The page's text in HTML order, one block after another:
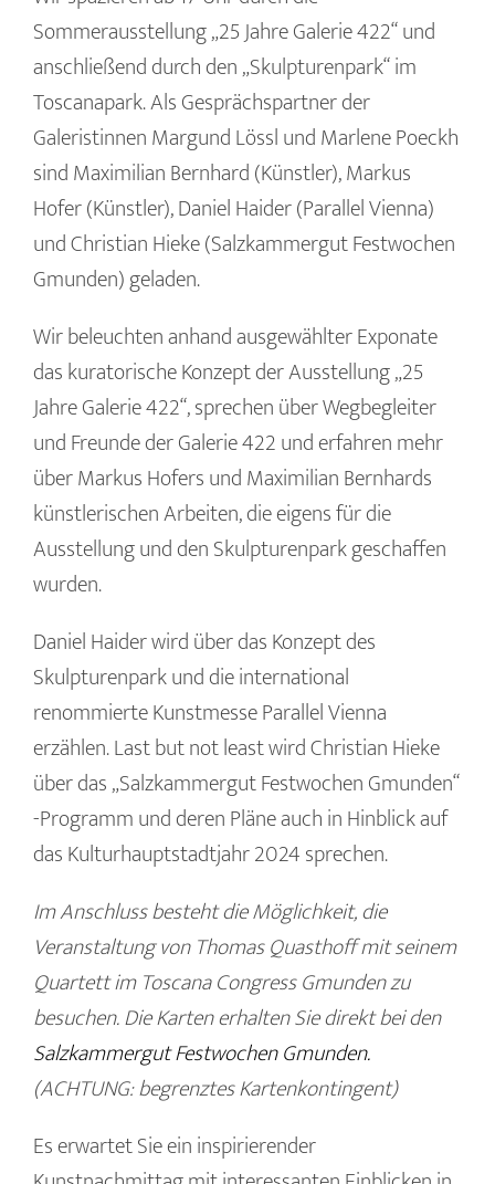
Sommerausstellung „25 Jahre Galerie 422“ und
anschließend durch den „Skulpturenpark“ im
Toscanapark. Als Gesprächspartner der
Galeristinnen Margund Lössl und Marlene Poeckh
sind Maximilian Bernhard (Künstler), Markus
Hofer (Künstler), Daniel Haider (Parallel Vienna)
und Christian Hieke (Salzkammergut Festwochen
Gmunden) geladen.
Wir beleuchten anhand ausgewählter Exponate
das kuratorische Konzept der Ausstellung „25
Jahre Galerie 422“, sprechen über Wegbegleiter
und Freunde der Galerie 422 und erfahren mehr
über Markus Hofers und Maximilian Bernhards
künstlerischen Arbeiten, die eigens für die
Ausstellung und den Skulpturenpark geschaffen
wurden.
Daniel Haider wird über das Konzept des
Skulpturenpark und die international
renommierte Kunstmesse Parallel Vienna
erzählen. Last but not least wird Christian Hieke
über das „Salzkammergut Festwochen Gmunden“
-Programm und deren Pläne auch in Hinblick auf
das Kulturhauptstadtjahr 2024 sprechen.
Im Anschluss besteht die Möglichkeit, die
Veranstaltung von Thomas Quasthoff mit seinem
Quartett im Toscana Congress Gmunden zu
besuchen. Die Karten erhalten Sie direkt bei den
Salzkammergut Festwochen Gmunden.
(ACHTUNG: begrenztes Kartenkontingent)
Es erwartet Sie ein inspirierender